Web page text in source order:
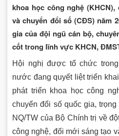
khoa học công nghệ
và chuyển đổi số (CĐS) năm
gia của đội ngũ cán bộ,
cốt trong lĩnh vực KHCN,
Hội nghị được tổ chức
nước đang quyết liệt triển
phát triển khoa học công
chuyển đổi số quốc gia,
NQ/TW của Bộ Chính trị về
công nghệ, đổi mới sáng tạo